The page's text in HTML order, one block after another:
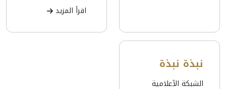
اقرأ المزيد
نبذة نبذة
الشبكة الآعلامية